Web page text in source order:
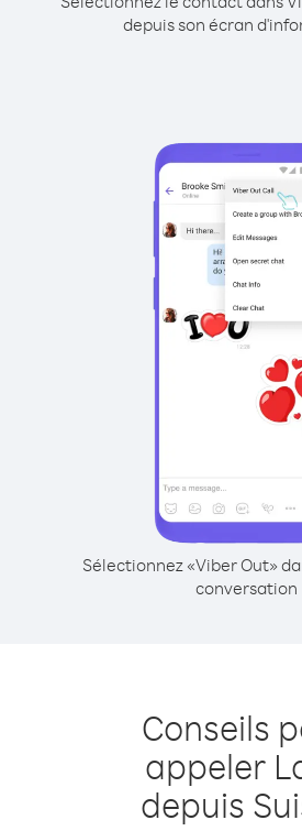
depuis son écran
Sélectionnez «Viber Out»
conversation
Conseils
appeler
depuis